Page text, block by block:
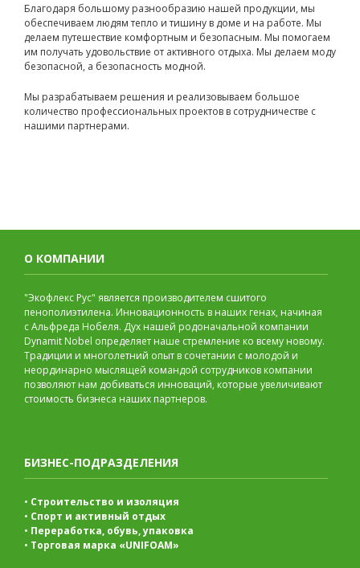
Благодаря большому разнообразию нашей продукции, мы
обеспечиваем людям тепло и тишину в доме и на работе. Мы
делаем путешествие комфортным и безопасным. Мы помогаем
им получать удовольствие от активного отдыха. Мы делаем моду
безопасной, а безопасность модной.
Мы разрабатываем решения и реализовываем большое
количество профессиональных проектов в сотрудничестве с
нашими партнерами.
О КОМПАНИИ
"Экофлекс Рус" является производителем сшитого
пенополиэтилена. Инновационность в наших генах, начиная
с Альфреда Нобеля. Дух нашей родоначальной компании
Dynamit Nobel определяет наше стремление ко всему новому.
Традиции и многолетний опыт в сочетании с молодой и
неординарно мыслящей командой сотрудников компании
позволяют нам добиваться инноваций, которые увеличивают
стоимость бизнеса наших партнеров.
БИЗНЕС-ПОДРАЗДЕЛЕНИЯ
• Строительство и изоляция
• Спорт и активный отдых
• Переработка, обувь, упаковка
• Торговая марка «UNIFOAM»